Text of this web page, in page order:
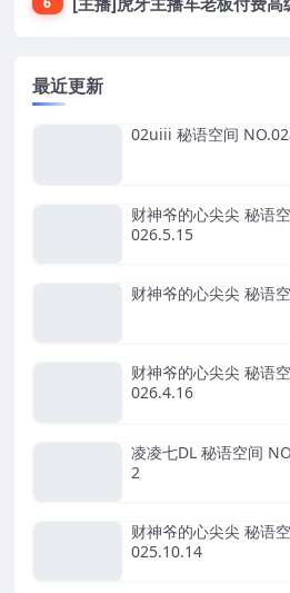
最近更新
02uiii 秘语空间
财神爷的心尖尖 秘语
026.5.15
财神爷的心尖尖 秘语
财神爷的心尖尖 秘语
026.4.16
凌凌七DL 秘语空间
2
财神爷的心尖尖 秘语
025.10.14